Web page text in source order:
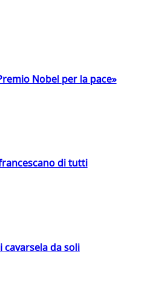
Nobel per la pace»
di tutti
da soli